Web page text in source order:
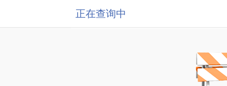
正在查询中